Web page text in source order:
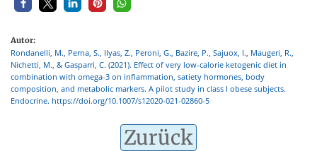
Autor:
Rondanelli, M., Perna, S., Ilyas, Z., Peroni, G., Bazire, P., Sajuox, I., Maugeri, R.,
Nichetti, M., & Gasparri, C. (2021). Effect of very low-calorie ketogenic diet in
combination with omega-3 on inflammation, satiety hormones, body
composition, and metabolic markers. A pilot study in class I obese subjects.
Endocrine. https://doi.org/10.1007/s12020-021-02860-5
Zurück